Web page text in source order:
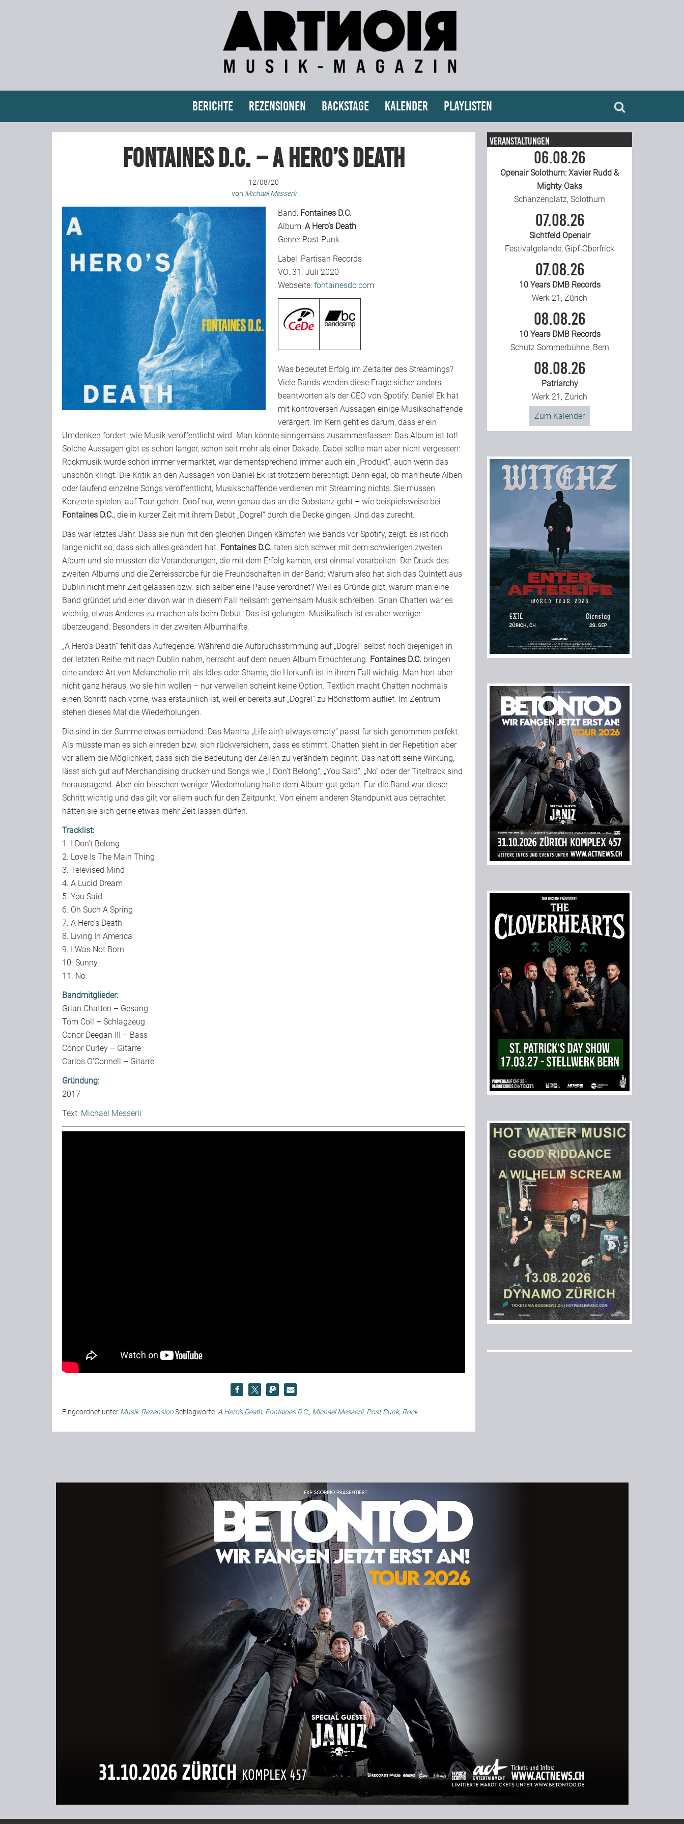
Berichte Rezensionen Backstage Kalender Playlisten
Fontaines D.C. – A Hero’s Death
12/08/20
von Michael Messerli
Band: Fontaines D.C.
Album: A Hero’s Death
Genre: Post-Punk
Label: Partisan Records
VÖ: 31. Juli 2020
Webseite: fontainesdc.com
Was bedeutet Erfolg im Zeitalter des Streamings?
Viele Bands werden diese Frage sicher anders
beantworten als der CEO von Spotify. Daniel Ek hat
mit kontroversen Aussagen einige Musikschaffende
verärgert. Im Kern geht es darum, dass er ein
Umdenken fordert, wie Musik veröffentlicht wird. Man könnte sinngemäss zusammenfassen: Das Album ist tot!
Solche Aussagen gibt es schon länger, schon seit mehr als einer Dekade. Dabei sollte man aber nicht vergessen:
Rockmusik wurde schon immer vermarktet, war dementsprechend immer auch ein „Produkt“, auch wenn das
unschön klingt. Die Kritik an den Aussagen von Daniel Ek ist trotzdem berechtigt: Denn egal, ob man heute Alben
oder laufend einzelne Songs veröffentlicht, Musikschaffende verdienen mit Streaming nichts. Sie müssen
Konzerte spielen, auf Tour gehen. Doof nur, wenn genau das an die Substanz geht – wie beispielsweise bei
Fontaines D.C., die in kurzer Zeit mit ihrem Debüt „Dogrel“ durch die Decke gingen. Und das zurecht.
Das war letztes Jahr. Dass sie nun mit den gleichen Dingen kämpfen wie Bands vor Spotify, zeigt: Es ist noch
lange nicht so, dass sich alles geändert hat. Fontaines D.C. taten sich schwer mit dem schwierigen zweiten
Album und sie mussten die Veränderungen, die mit dem Erfolg kamen, erst einmal verarbeiten. Der Druck des
zweiten Albums und die Zerreissprobe für die Freundschaften in der Band: Warum also hat sich das Quintett aus
Dublin nicht mehr Zeit gelassen bzw. sich selber eine Pause verordnet? Weil es Gründe gibt, warum man eine
Band gründet und einer davon war in diesem Fall heilsam: gemeinsam Musik schreiben. Grian Chatten war es
wichtig, etwas Anderes zu machen als beim Debüt. Das ist gelungen. Musikalisch ist es aber weniger
überzeugend. Besonders in der zweiten Albumhälfte.
„A Hero’s Death“ fehlt das Aufregende. Während die Aufbruchsstimmung auf „Dogrel“ selbst noch diejenigen in
der letzten Reihe mit nach Dublin nahm, herrscht auf dem neuen Album Ernüchterung. Fontaines D.C. bringen
eine andere Art von Melancholie mit als Idles oder Shame, die Herkunft ist in ihrem Fall wichtig. Man hört aber
nicht ganz heraus, wo sie hin wollen – nur verweilen scheint keine Option. Textlich macht Chatten nochmals
einen Schritt nach vorne, was erstaunlich ist, weil er bereits auf „Dogrel“ zu Höchstform auflief. Im Zentrum
stehen dieses Mal die Wiederholungen.
Die sind in der Summe etwas ermüdend. Das Mantra „Life ain’t always empty“ passt für sich genommen perfekt.
Als müsste man es sich einreden bzw. sich rückversichern, dass es stimmt. Chatten sieht in der Repetition aber
vor allem die Möglichkeit, dass sich die Bedeutung der Zeilen zu verändern beginnt. Das hat oft seine Wirkung,
lässt sich gut auf Merchandising drucken und Songs wie „I Don’t Belong“, „You Said“, „No“ oder der Titeltrack sind
herausragend. Aber ein bisschen weniger Wiederholung hätte dem Album gut getan. Für die Band war dieser
Schritt wichtig und das gilt vor allem auch für den Zeitpunkt. Von einem anderen Standpunkt aus betrachtet
hätten sie sich gerne etwas mehr Zeit lassen dürfen.
Tracklist:
1. I Don’t Belong
2. Love Is The Main Thing
3. Televised Mind
4. A Lucid Dream
5. You Said
6. Oh Such A Spring
7. A Hero’s Death
8. Living In America
9. I Was Not Born
10. Sunny
11. No
Bandmitglieder:
Grian Chatten – Gesang
Tom Coll – Schlagzeug
Conor Deegan III – Bass
Conor Curley – Gitarre
Carlos O’Connell – Gitarre
Gründung:
2017
Text: Michael Messerli
Eingeordnet unter Musik-RezensionSchlagworte: A Hero's Death, Fontaines D.C., Michael Messerli, Post-Punk, Rock
Veranstaltungen
06.08.26
Openair Solothurn: Xavier Rudd &
Mighty Oaks
Schanzenplatz, Solothurn
07.08.26
Sichtfeld Openair
Festivalgelände, Gipf-Oberfrick
07.08.26
10 Years DMB Records
Werk 21, Zürich
08.08.26
10 Years DMB Records
Schütz Sommerbühne, Bern
08.08.26
Patriarchy
Werk 21, Zürich
Zum Kalender